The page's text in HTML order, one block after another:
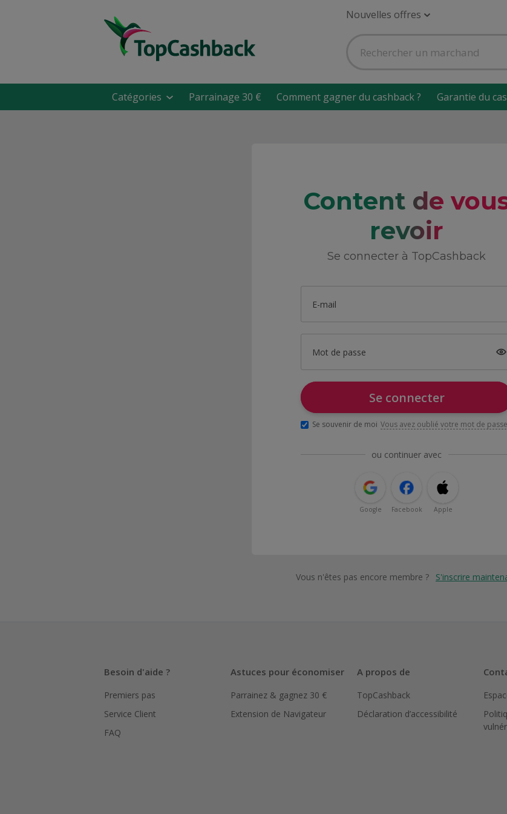
Nouvelles offres
Catégories Parrainage 30 € Comment gagner du cashback ? Garantie du
Content de
revoir
Se connecter à TopCashback
E-mail
Mot de passe
Se connecter
Se souvenir de moi Vous avez oublié votre mot de
ou continuer avec
Google Facebook Apple
Vous n'êtes pas encore membre ? S'inscrire
Besoin d'aide ?
Premiers pas
Service Client
FAQ
Astuces pour économiser
Parrainez & gagnez 30 €
Extension de Navigateur
A propos de
TopCashback
Déclaration d’accessibilité